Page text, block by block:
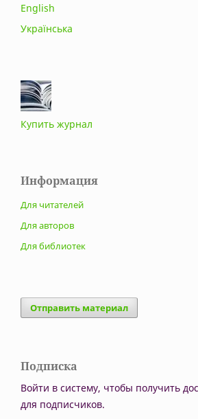
English
Українська
Купить журнал
Информация
Для читателей
Для авторов
Для библиотек
Отправить материал
Подписка
Войти в систему, чтобы получить
для подписчиков.